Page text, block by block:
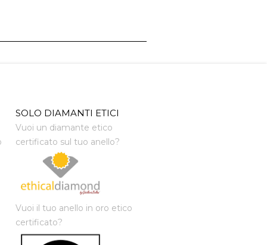
SOLO DIAMANTI ETICI
Vuoi un diamante etico
certificato sul tuo anello?
Vuoi il tuo anello in oro etico
certificato?